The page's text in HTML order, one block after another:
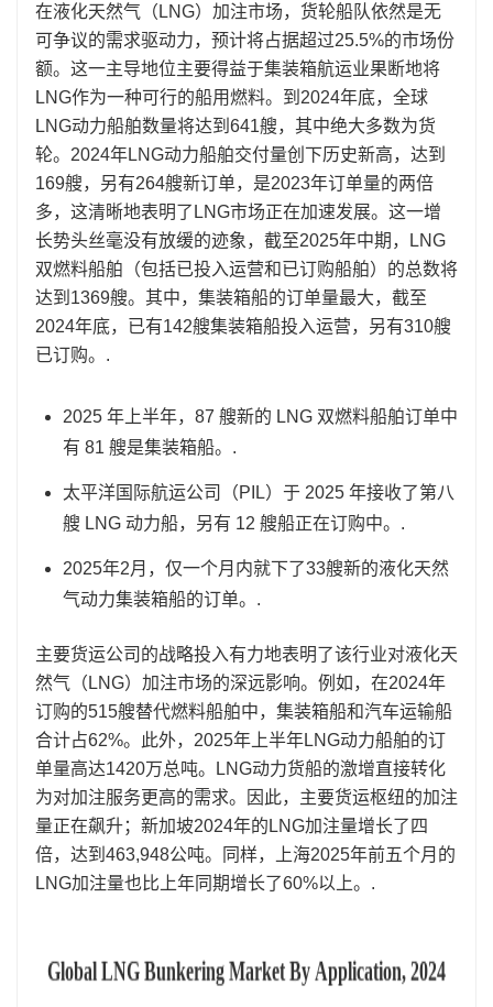
在液化天然气（LNG）加注市场，货轮船队依然是无
可争议的需求驱动力，预计将占据超过25.5%的市场份
额。这一主导地位主要得益于集装箱航运业果断地将
LNG作为一种可行的船用燃料。到2024年底，全球
LNG动力船舶数量将达到641艘，其中绝大多数为货
轮。2024年LNG动力船舶交付量创下历史新高，达到
169艘，另有264艘新订单，是2023年订单量的两倍
多，这清晰地表明了LNG市场正在加速发展。这一增
长势头丝毫没有放缓的迹象，截至2025年中期，LNG
双燃料船舶（包括已投入运营和已订购船舶）的总数将
达到1369艘。其中，集装箱船的订单量最大，截至
2024年底，已有142艘集装箱船投入运营，另有310艘
已订购。.
2025 年上半年，87 艘新的 LNG 双燃料船舶订单中
有 81 艘是集装箱船。.
太平洋国际航运公司（PIL）于 2025 年接收了第八
艘 LNG 动力船，另有 12 艘船正在订购中。.
2025年2月，仅一个月内就下了33艘新的液化天然
气动力集装箱船的订单。.
主要货运公司的战略投入有力地表明了该行业对液化天
然气（LNG）加注市场的深远影响。例如，在2024年
订购的515艘替代燃料船舶中，集装箱船和汽车运输船
合计占62%。此外，2025年上半年LNG动力船舶的订
单量高达1420万总吨。LNG动力货船的激增直接转化
为对加注服务更高的需求。因此，主要货运枢纽的加注
量正在飙升；新加坡2024年的LNG加注量增长了四
倍，达到463,948公吨。同样，上海2025年前五个月的
LNG加注量也比上年同期增长了60%以上。.